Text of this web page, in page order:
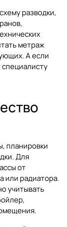
разводки,
метраж
А если
планировки
Для
от
или радиатора.
учитывать